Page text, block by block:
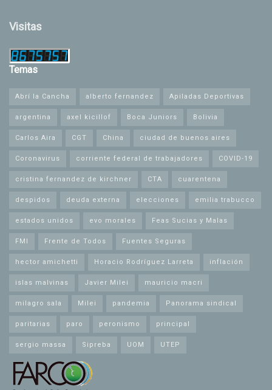
Visitas
Temas
Abrí la Cancha alberto fernandez Apiladas Deportivas
argentina axel kicillof Boca Juniors Bolivia
Carlos Aira CGT China ciudad de buenos aires
Coronavirus corriente federal de trabajadores COVID-19
cristina fernandez de kirchner CTA cuarentena
despidos deuda externa elecciones emilia trabucco
estados unidos evo morales Feas Sucias y Malas
FMI Frente de Todos Fuentes Seguras
hector amichetti Horacio Rodríguez Larreta inflación
islas malvinas Javier Milei mauricio macri
milagro sala Milei pandemia Panorama sindical
paritarias paro peronismo principal
sergio massa Sipreba UOM UTEP